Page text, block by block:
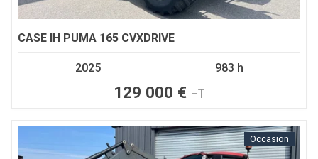
CASE IH PUMA 165 CVXDRIVE
2025 983 h
129 000 € HT
Occasion